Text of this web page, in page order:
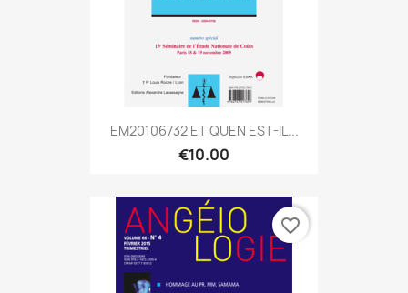
EM20106732 ET QUEN EST-IL...
€10.00
favorite_border